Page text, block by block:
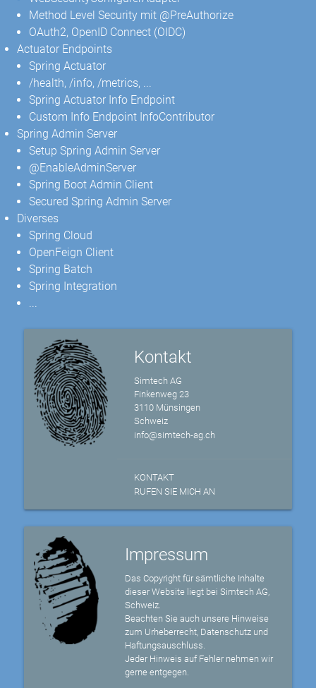
Method Level Security mit @PreAuthorize
OAuth2, OpenID Connect (OIDC)
Actuator Endpoints
Spring Actuator
/health, /info, /metrics, ...
Spring Actuator Info Endpoint
Custom Info Endpoint InfoContributor
Spring Admin Server
Setup Spring Admin Server
@EnableAdminServer
Spring Boot Admin Client
Secured Spring Admin Server
Diverses
Spring Cloud
OpenFeign Client
Spring Batch
Spring Integration
...
Kontakt
Simtech AG
Finkenweg 23
3110 Münsingen
Schweiz
info@simtech-ag.ch
KONTAKT
RUFEN SIE MICH AN
Impressum
Das Copyright für sämtliche Inhalte
dieser Website liegt bei Simtech AG,
Schweiz.
Beachten Sie auch unsere Hinweise
zum Urheberrecht, Datenschutz und
Haftungsauschluss.
Jeder Hinweis auf Fehler nehmen wir
gerne entgegen.